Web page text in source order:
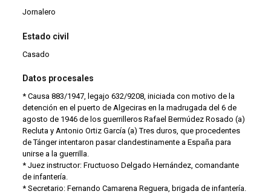
Jornalero
Estado civil
Casado
Datos procesales
* Causa 883/1947, legajo 632/9208, iniciada con motivo de la
detención en el puerto de Algeciras en la madrugada del 6 de
agosto de 1946 de los guerrilleros Rafael Bermúdez Rosado (a)
Recluta y Antonio Ortiz García (a) Tres duros, que procedentes
de Tánger intentaron pasar clandestinamente a España para
unirse a la guerrilla.
* Juez instructor: Fructuoso Delgado Hernández, comandante
de infantería.
* Secretario: Fernando Camarena Reguera, brigada de infantería.